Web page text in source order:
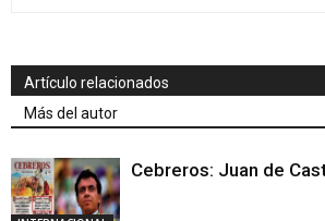
Artículo relacionados
Más del autor
Cebreros: Juan de